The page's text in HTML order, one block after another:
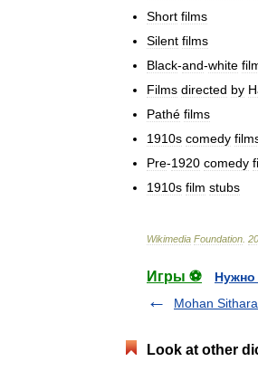
Short films
Silent films
Black-and-white
Films directed by
Pathé films
1910s comedy
Pre-1920 comedy
1910s film stubs
Wikimedia Foundation
Игры ⚽
Нужно
Mohan Sithara
Look at other